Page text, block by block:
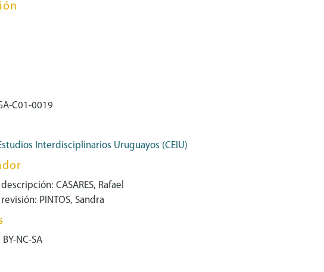
C01-0019
Interdisciplinarios Uruguayos (CEIU)
CASARES, Rafael
PINTOS, Sandra
NC-SA